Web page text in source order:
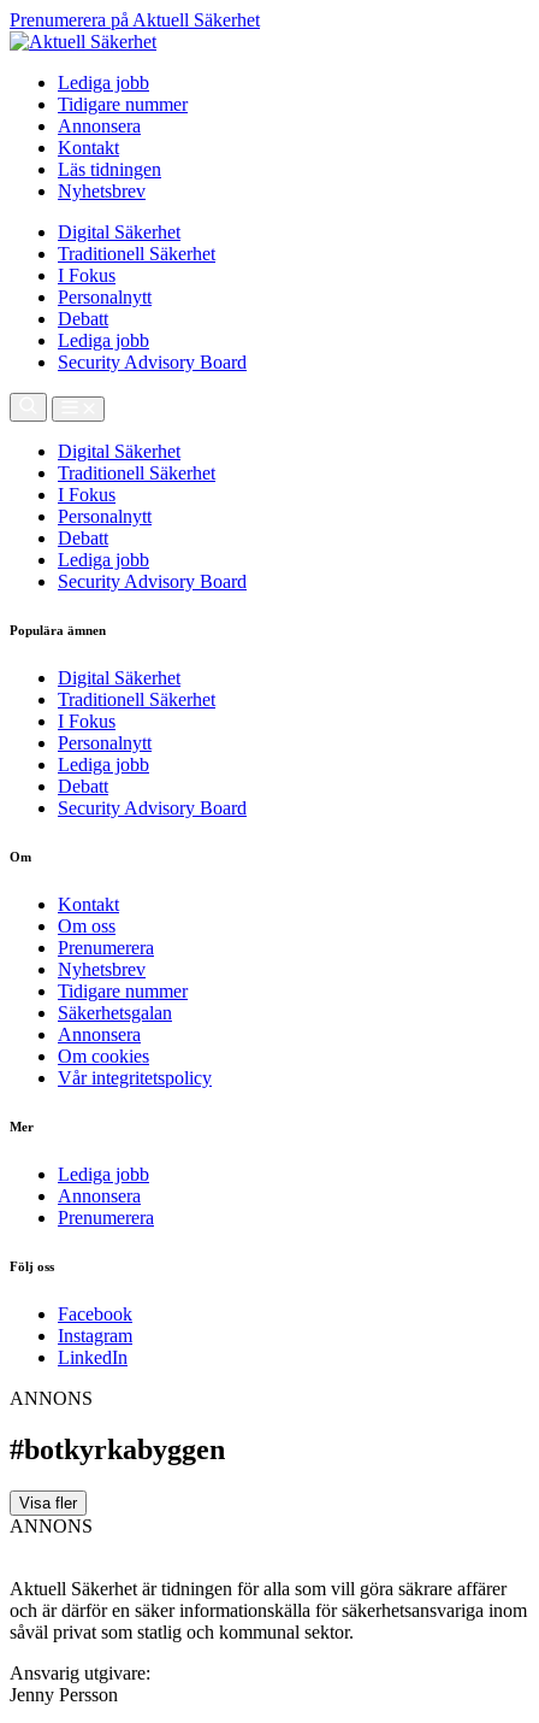
Prenumerera på Aktuell Säkerhet
Lediga jobb
Tidigare nummer
Annonsera
Kontakt
Läs tidningen
Nyhetsbrev
Digital Säkerhet
Traditionell Säkerhet
I Fokus
Personalnytt
Debatt
Lediga jobb
Security Advisory Board
Digital Säkerhet
Traditionell Säkerhet
I Fokus
Personalnytt
Debatt
Lediga jobb
Security Advisory Board
Populära ämnen
Digital Säkerhet
Traditionell Säkerhet
I Fokus
Personalnytt
Lediga jobb
Debatt
Security Advisory Board
Om
Kontakt
Om oss
Prenumerera
Nyhetsbrev
Tidigare nummer
Säkerhetsgalan
Annonsera
Om cookies
Vår integritetspolicy
Mer
Lediga jobb
Annonsera
Prenumerera
Följ oss
Facebook
Instagram
LinkedIn
ANNONS
#botkyrkabyggen
Visa fler
ANNONS
Aktuell Säkerhet är tidningen för alla som vill göra säkrare affärer
och är därför en säker informationskälla för säkerhets­ansvariga inom
såväl privat som statlig och kommunal sektor.
Ansvarig utgivare:
Jenny Persson